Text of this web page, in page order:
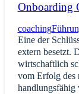
Onboarding
coaching
Eine der
extern besetzt.
wirtschaftlich
vom Erfolg des
handlungsfähig